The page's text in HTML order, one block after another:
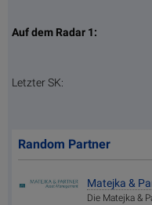
Auf dem Radar 1:
Letzter SK:
Random Partner
Matejka &
Die Matejka &